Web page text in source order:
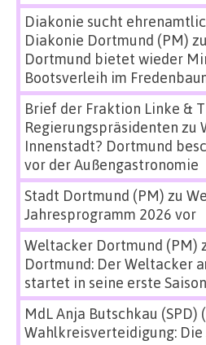
Diakonie sucht
Diakonie Dortmund (PM) zu
Dortmund bietet wieder
Bootsverleih im
Brief der Fraktion Linke &
Regierungspräsidenten zu
Innenstadt? Dortmund
vor der Außengastronomie
Stadt Dortmund (PM) zu
Jahresprogramm 2026 vor
Weltacker Dortmund (PM)
Dortmund: Der Weltacker
startet in seine erste Saison
MdL Anja Butschkau (SPD)
Wahlkreisverteidigung: Die